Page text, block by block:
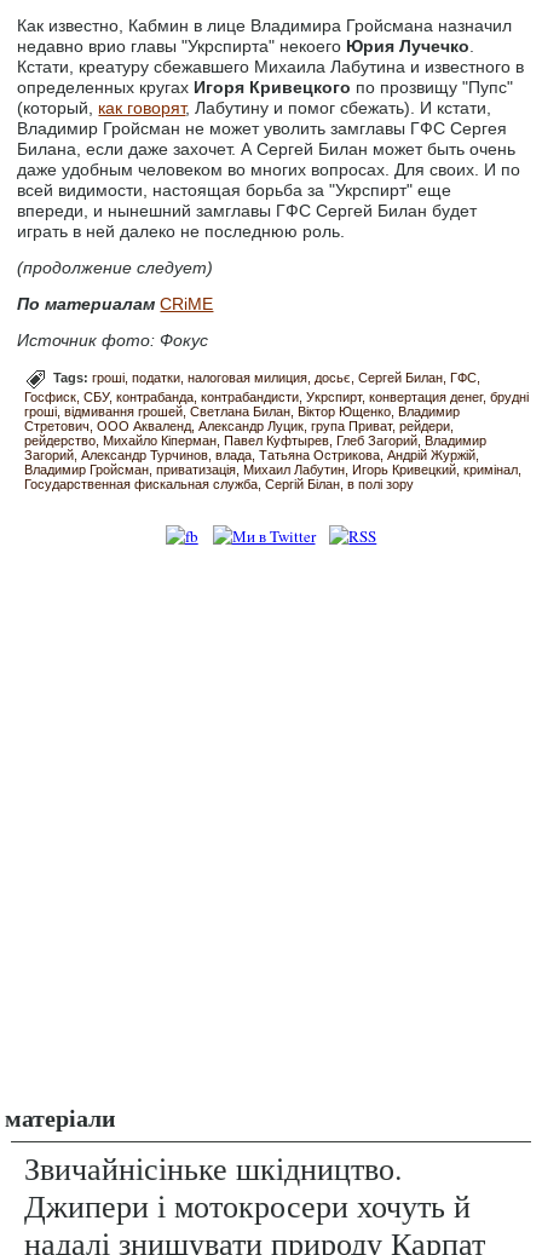
Как известно, Кабмин в лице Владимира Гройсмана назначил
недавно врио главы "Укрспирта" некоего Юрия Лучечко
Кстати, креатуру сбежавшего Михаила Лабутина и известного в
определенных кругах Игоря Кривецкого по прозвищу "Пупс"
(который, как говорят, Лабутину и помог сбежать). И кстати,
Владимир Гройсман не может уволить замглавы ГФС Сергея
Билана, если даже захочет. А Сергей Билан может быть очень
даже удобным человеком во многих вопросах. Для своих. И по
всей видимости, настоящая борьба за "Укрспирт" еще
впереди, и нынешний замглавы ГФС Сергей Билан будет
играть в ней далеко не последнюю роль.
(продолжение следует)
По материаламCRiME
Источник фото: Фокус
Tags:гроші податки налоговая милиция досьє Сергей Билан ГФС
Госфиск СБУ контрабанда контрабандисти Укрспирт конвертация денег брудні
гроші відмивання грошей Светлана Билан Віктор Ющенко Владимир
Стретович
ООО Акваленд Александр Луцик група Приват рейдери
рейдерство Михайло Кіперман Павел Куфтырев Глеб Загорий Владимир
Загорий Александр Турчинов влада Татьяна Острикова Андрій Журжій
Владимир Гройсман приватизація Михаил Лабутин Игорь Кривецкий кримінал
Государственная фискальная служба Сергій Білан в полі зору
матеріали
Звичайнісіньке шкідництво.
Джипери і мотокросери хочуть й
надалі знищувати природу Карпат